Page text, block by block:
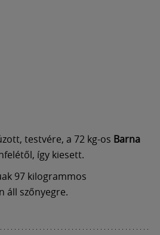
testvére, a 72 kg-os Barna
így kiesett.
97 kilogrammos
áll szőnyegre.